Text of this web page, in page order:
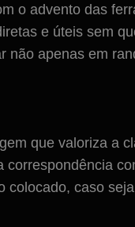
o advento das
e úteis sem
apenas em
que valoriza a
colocado, caso